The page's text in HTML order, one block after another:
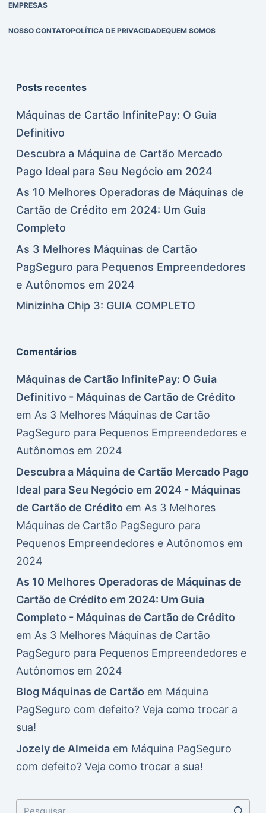
EMPRESAS
NOSSO CONTATOPOLÍTICA DE PRIVACIDADEQUEM SOMOS
Posts recentes
Máquinas de Cartão InfinitePay: O Guia
Definitivo
Descubra a Máquina de Cartão Mercado
Pago Ideal para Seu Negócio em 2024
As 10 Melhores Operadoras de Máquinas de
Cartão de Crédito em 2024: Um Guia
Completo
As 3 Melhores Máquinas de Cartão
PagSeguro para Pequenos Empreendedores
e Autônomos em 2024
Minizinha Chip 3: GUIA COMPLETO
Comentários
Máquinas de Cartão InfinitePay: O Guia
Definitivo - Máquinas de Cartão de Crédito
em As 3 Melhores Máquinas de Cartão
PagSeguro para Pequenos Empreendedores e
Autônomos em 2024
Descubra a Máquina de Cartão Mercado Pago
Ideal para Seu Negócio em 2024 - Máquinas
de Cartão de Crédito em As 3 Melhores
Máquinas de Cartão PagSeguro para
Pequenos Empreendedores e Autônomos em
2024
As 10 Melhores Operadoras de Máquinas de
Cartão de Crédito em 2024: Um Guia
Completo - Máquinas de Cartão de Crédito
em As 3 Melhores Máquinas de Cartão
PagSeguro para Pequenos Empreendedores e
Autônomos em 2024
Blog Máquinas de Cartão em Máquina
PagSeguro com defeito? Veja como trocar a
sua!
Jozely de Almeidaem Máquina PagSeguro
com defeito? Veja como trocar a sua!